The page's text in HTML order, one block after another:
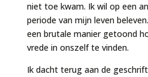
niet toe kwam. Ik wil op een
periode van mijn leven
een brutale manier getoond
vrede in onszelf te vinden.
Ik dacht terug aan de